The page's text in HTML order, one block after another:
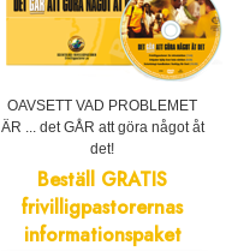
OAVSETT VAD PROBLEMET
ÄR ... det GÅR att göra något åt
det!
Beställ GRATIS
frivilligpastorernas
informationspaket